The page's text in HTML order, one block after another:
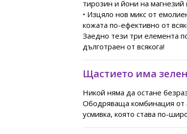
тирозин и йони на магнезий
• Изцяло нов микс от
кожата по-ефективно от
Заедно тези три елемента
дълготраен от всякога!
Щастието има
Никой няма да остане
Ободряваща комбинация от
усмивка, която става по-